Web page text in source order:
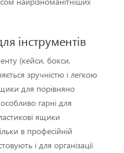
інструментів
(кейси, бокси,
зручністю і легкою
для порівняно
гарні для
ящики
в професійній
і для організації